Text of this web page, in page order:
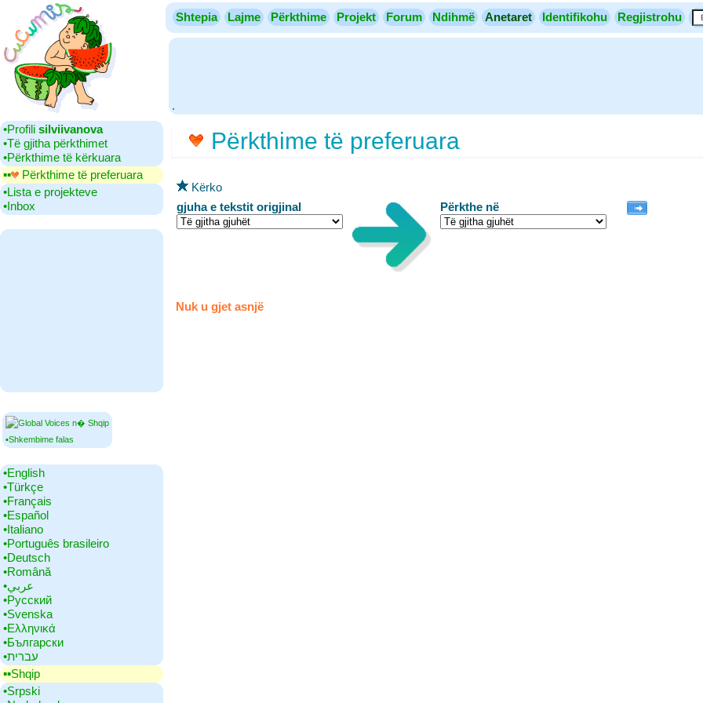
Shtepia Lajme Përkthime Projekt Forum Ndihmë Anetaret Identifikohu Regjistrohu
.
•‎Profili silviivanova
•‎Të gjitha përkthimet
•‎Përkthime të kërkuara
▪▪‎
Përkthime të preferuara
•‎Lista e projekteve
•‎Inbox
▪Shkembime falas
•‎English
•‎Türkçe
•‎Français
•‎Español
•‎Italiano
•‎Português brasileiro
•‎Deutsch
•‎Română
•‎عربي
•‎Русский
•‎Svenska
•‎Ελληνικά
•‎Български
•‎עברית
▪▪‎Shqip
•‎Srpski
Përkthime të preferuara
Kërko
gjuha e tekstit origjinal
Përkthe në
Nuk u gjet asnjë